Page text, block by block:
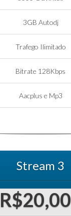
3GB Autodj
Trafego Ilimitado
Bitrate 128Kbps
Aacplus e Mp3
Stream 3
R$20,00